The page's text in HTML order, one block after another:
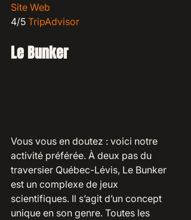
Site Web
4/5 TripAdvisor
Le Bunker
Vous vous en doutez : voici notre
activité préférée. À deux pas du
traversier Québec-Lévis, Le Bunker
est un complexe de jeux
scientifiques. Il s’agit d’un concept
unique en son genre. Toutes les